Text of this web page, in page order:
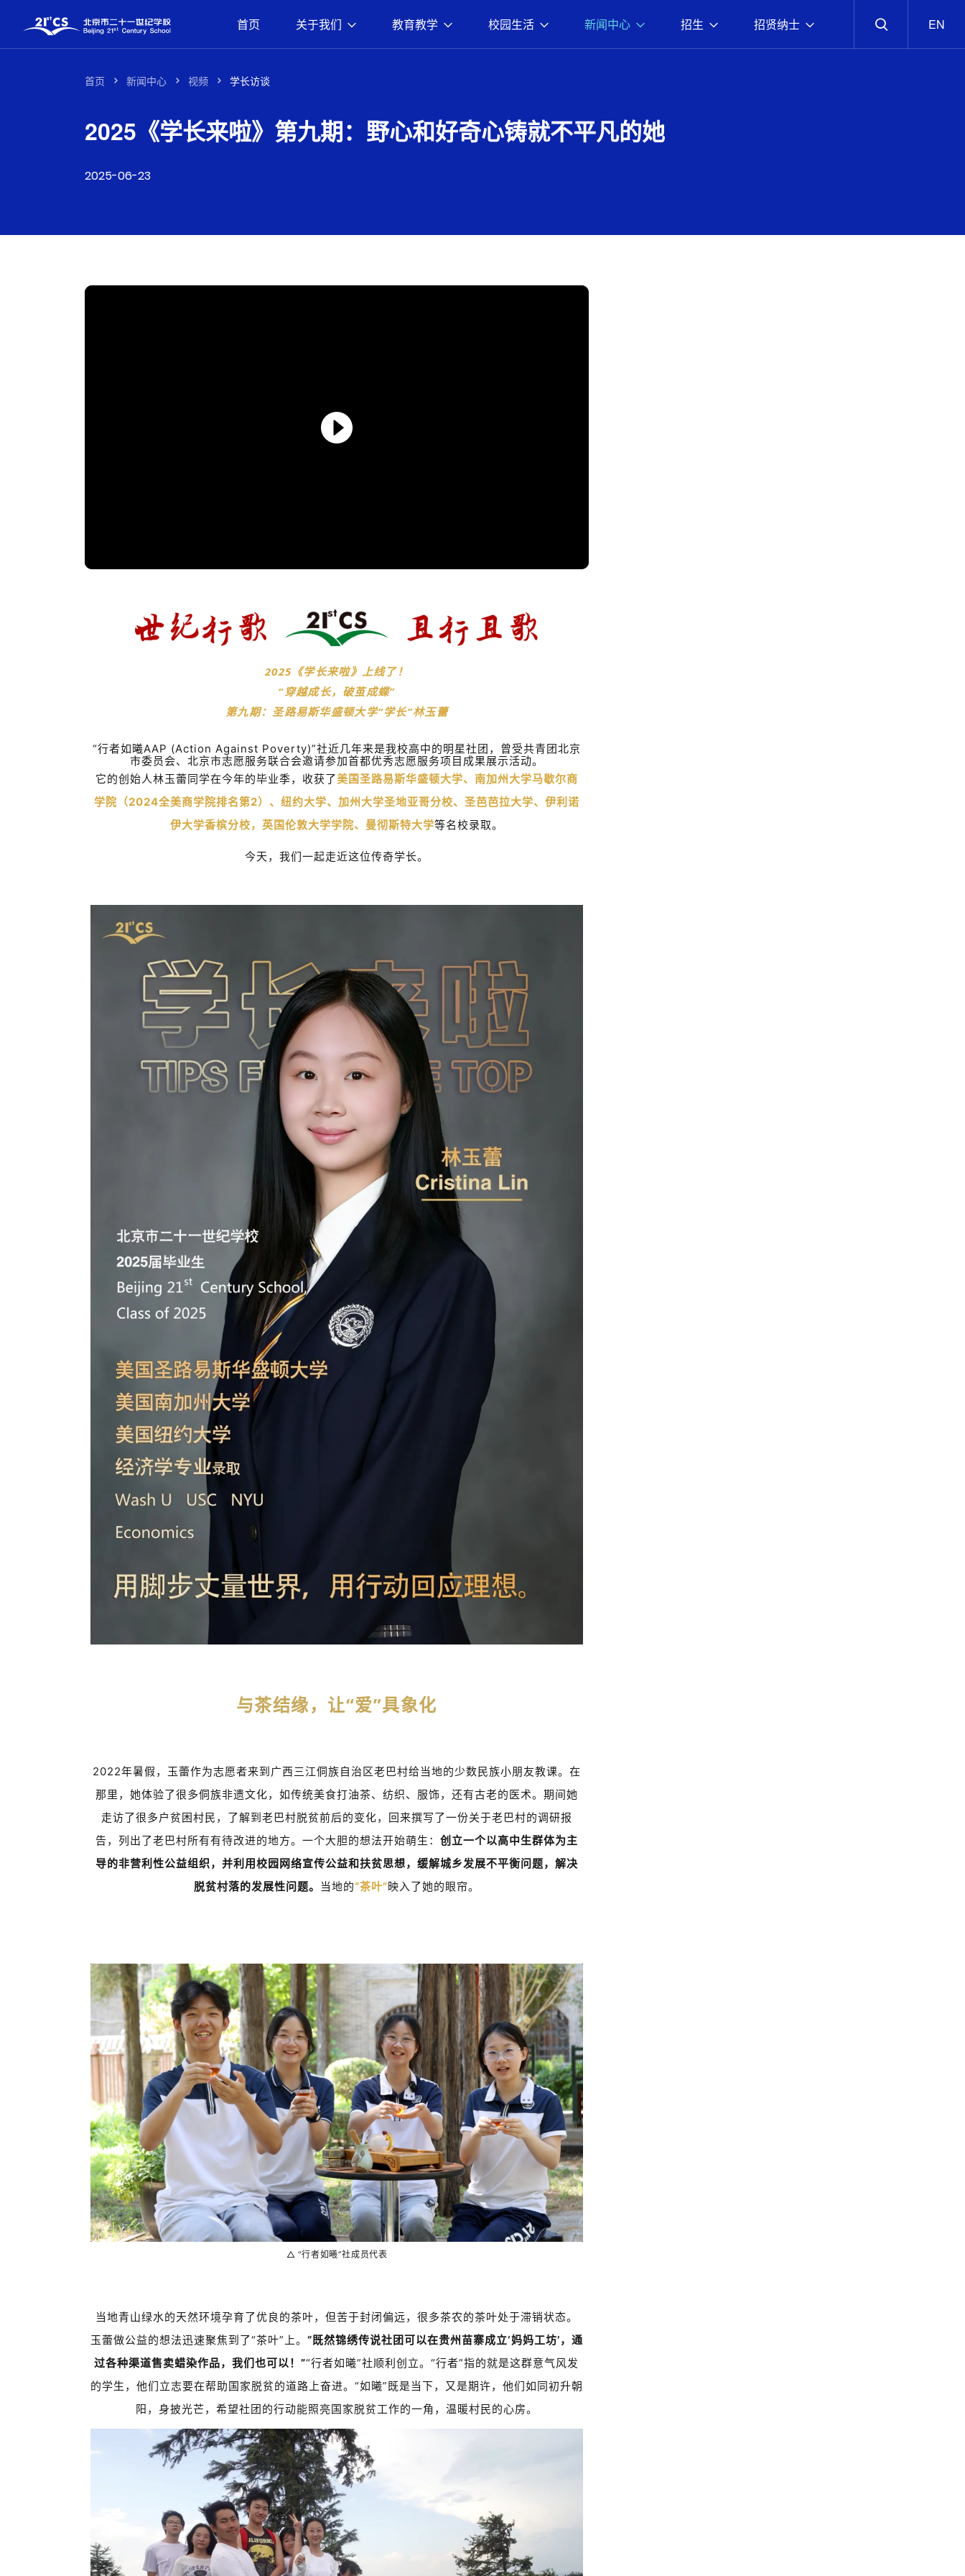
首页 关于我们 教育教学 校园生活 新闻中心 招生 招贤纳士 EN
首页 新闻中心 视频 学长访谈
2025《学长来啦》第九期：野心和好奇心铸就不平凡的她
2025-06-23
2025《学长来啦》上线了！
“穿越成长，破茧成蝶”
第九期：圣路易斯华盛顿大学“学长”林玉蕾
“行者如曦AAP (Action Against Poverty)”社近几年来是我校高中的明星社团，曾受共青团北京
市委员会、北京市志愿服务联合会邀请参加首都优秀志愿服务项目成果展示活动。
它的创始人林玉蕾同学在今年的毕业季，收获了美国圣路易斯华盛顿大学、南加州大学马歇尔商
学院（2024全美商学院排名第2）、纽约大学、加州大学圣地亚哥分校、圣芭芭拉大学、伊利诺
伊大学香槟分校，英国伦敦大学学院、曼彻斯特大学等名校录取。
今天，我们一起走近这位传奇学长。
与茶结缘，让“爱”具象化
2022年暑假，玉蕾作为志愿者来到广西三江侗族自治区老巴村给当地的少数民族小朋友教课。在
那里，她体验了很多侗族非遗文化，如传统美食打油茶、纺织、服饰，还有古老的医术。期间她
走访了很多户贫困村民，了解到老巴村脱贫前后的变化，回来撰写了一份关于老巴村的调研报
告，列出了老巴村所有有待改进的地方。一个大胆的想法开始萌生： 创立一个以高中生群体为主
导的非营利性公益组织，并利用校园网络宣传公益和扶贫思想，缓解城乡发展不平衡问题，解决
脱贫村落的发展性问题。
当地的“茶叶”映入了她的眼帘。
△ “行者如曦”社成员代表
当地青山绿水的天然环境孕育了优良的茶叶，但苦于封闭偏远，很多茶农的茶叶处于滞销状态。
玉蕾做公益的想法迅速聚焦到了“茶叶” 上。 “既然锦绣传说社团可以在贵州苗寨成立‘妈妈工坊’，通
过各种渠道售卖蜡染作品，我们也可以！”“行者如曦”社顺利创立。“行者”指的就是这群意气风发
的学生，他们立志要在帮助国家脱贫的道路上奋进。“如曦”既是当下，又是期许，他们如同初升朝
阳，身披光芒，希望社团的行动能照亮国家脱贫工作的一角，温暖村民的心房。